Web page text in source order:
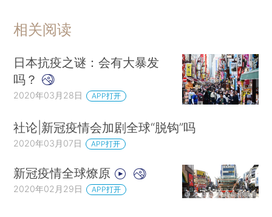
相关阅读
日本抗疫之谜：会有大暴发
吗？
2020年03月28日 APP打开
社论|新冠疫情会加剧全球“脱钩”吗
2020年03月07日 APP打开
新冠疫情全球燎原
2020年02月29日 APP打开